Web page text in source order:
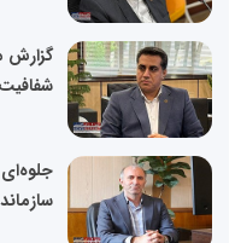
گزارش